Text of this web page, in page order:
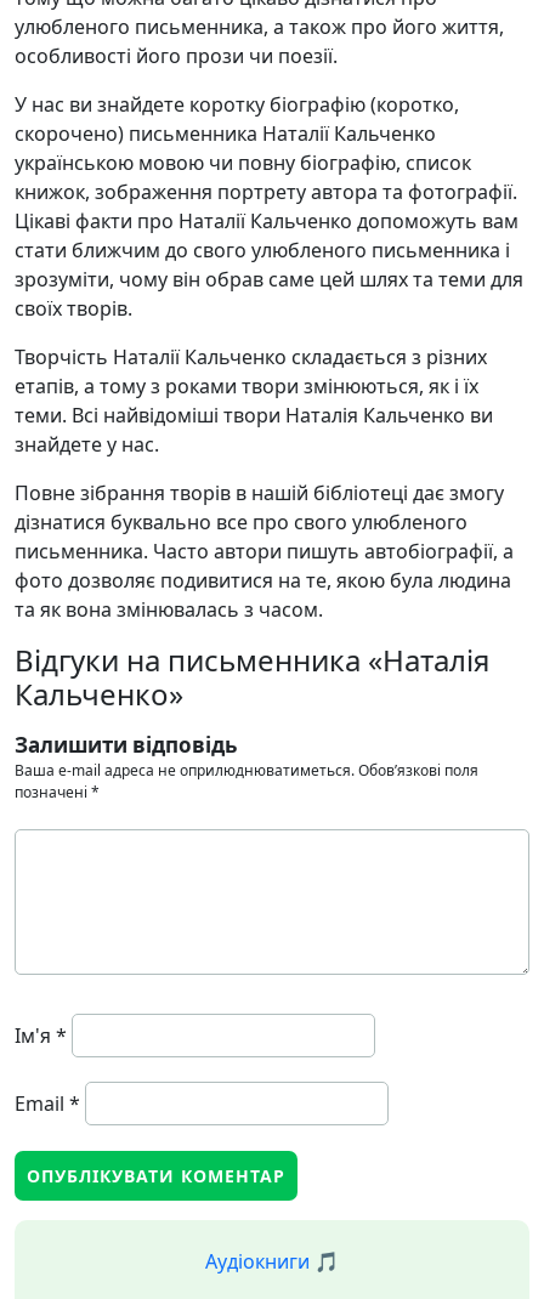
улюбленого письменника, а також про його життя,
особливості його прози чи поезії.
У нас ви знайдете коротку біографію (коротко,
скорочено) письменника Наталії Кальченко
українською мовою чи повну біографію, список
книжок, зображення портрету автора та фотографії.
Цікаві факти про Наталії Кальченко допоможуть вам
стати ближчим до свого улюбленого письменника і
зрозуміти, чому він обрав саме цей шлях та теми для
своїх творів.
Творчість Наталії Кальченко складається з різних
етапів, а тому з роками твори змінюються, як і їх
теми. Всі найвідоміші твори Наталія Кальченко ви
знайдете у нас.
Повне зібрання творів в нашій бібліотеці дає змогу
дізнатися буквально все про свого улюбленого
письменника. Часто автори пишуть автобіографії, а
фото дозволяє подивитися на те, якою була людина
та як вона змінювалась з часом.
Відгуки на письменника «Наталія
Кальченко»
Залишити відповідь
Ваша e-mail адреса не оприлюднюватиметься.Обов’язкові поля
позначені *
Ім'я *
Email *
Аудіокниги 🎵